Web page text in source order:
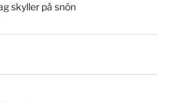
skyller på snön